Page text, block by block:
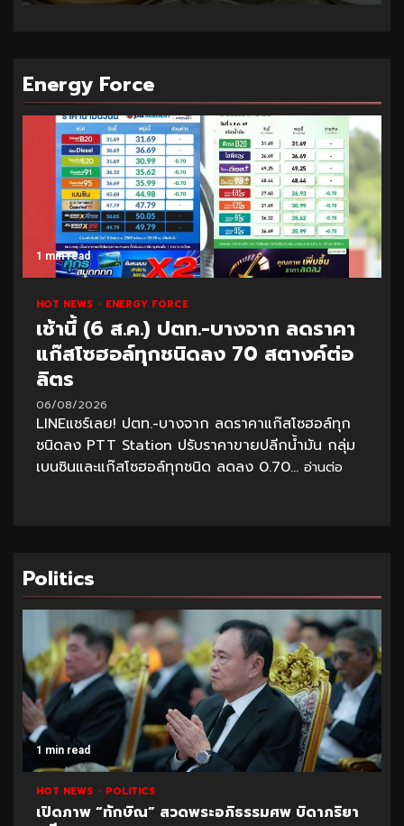
Energy Force
1 min read
HOT NEWS ENERGY FORCE
เช้านี้ (6 ส.ค.) ปตท.-บางจาก ลดราคา
แก๊สโซฮอล์ทุกชนิดลง 70 สตางค์ต่อ
ลิตร
06/08/2026
LINEแชร์เลย! ปตท.-บางจาก ลดราคาแก๊สโซฮอล์ทุก
ชนิดลง PTT Station ปรับราคาขายปลีกน้ำมัน กลุ่ม
เบนซินและแก๊สโซฮอล์ทุกชนิด ลดลง 0.70... อ่านต่อ
Politics
1 min read
HOT NEWS POLITICS
เปิดภาพ “ทักษิณ” สวดพระอภิธรรมศพ บิดาภริยา